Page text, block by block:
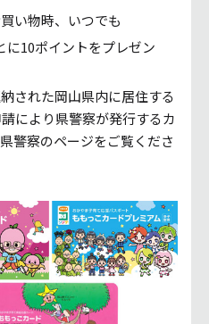
い物時、いつでも
10ポイントをプレゼン
された岡山県内に居住する
により県警察が発行するカ
警察のページをご覧くださ